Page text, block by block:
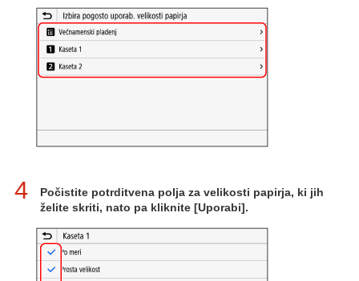
4
Počistite potrditvena polja za velikosti papirja, ki jih
želite skriti, nato pa kliknite [Uporabi].